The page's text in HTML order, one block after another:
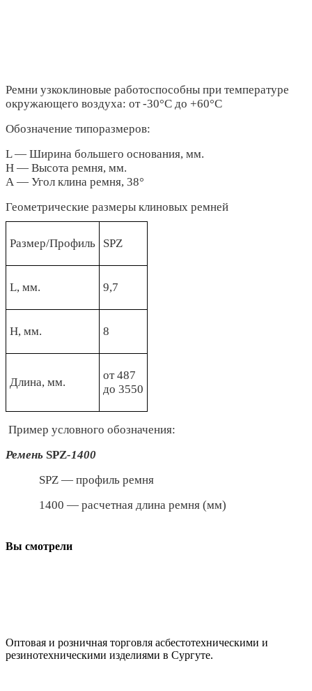
Ремни узкоклиновые работоспособны при температуре
окружающего воздуха: от -30°С до +60°С
Обозначение типоразмеров:
L — Ширина большего основания, мм.
Н — Высота ремня, мм.
А — Угол клина ремня, 38°
Геометрические размеры клиновых ремней
Размер/Профиль SPZ
L, мм. 9,7
Н, мм. 8
Длина, мм.
от 487
до 3550
Пример условного обозначения:
Ремень SPZ-1400
SPZ — профиль ремня
1400 — расчетная длина ремня (мм)
Вы смотрели
Оптовая и розничная торговля асбестотехническими и
резинотехническими изделиями в Сургуте.